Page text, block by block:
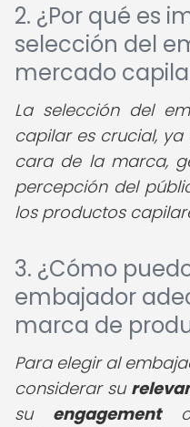
2. ¿Por qué es
selección del
mercado
La selección del
capilar es crucial,
cara de la marca,
percepción del
los productos
3. ¿Cómo
embajador
marca de
Para elegir al
considerar su
su engagement